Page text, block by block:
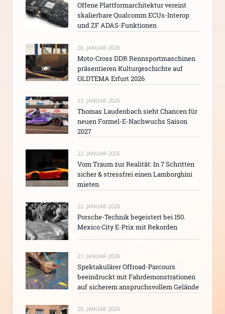
Offene Plattformarchitektur vereint
skalierbare Qualcomm ECUs-Interop
und ZF ADAS-Funktionen
26. JANUAR 2026
Moto-Cross DDR Rennsportmaschinen
präsentieren Kulturgeschichte auf
OLDTEMA Erfurt 2026
23. JANUAR 2026
Thomas Laudenbach sieht Chancen für
neuen Formel-E-Nachwuchs Saison
2027
22. JANUAR 2026
Vom Traum zur Realität: In 7 Schritten
sicher & stressfrei einen Lamborghini
mieten
22. JANUAR 2026
Porsche-Technik begeistert bei 150.
Mexico City E-Prix mit Rekorden
21. JANUAR 2026
Spektakulärer Offroad-Parcours
beeindruckt mit Fahrdemonstrationen
auf sicherem anspruchsvollem Gelände
20. JANUAR 2026